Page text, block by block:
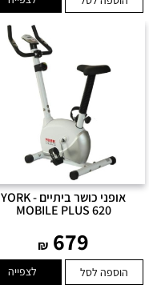
אופני כושר ביתיים - YORK
MOBILE PLUS 620
679
₪
הוספה לסל לצפייה